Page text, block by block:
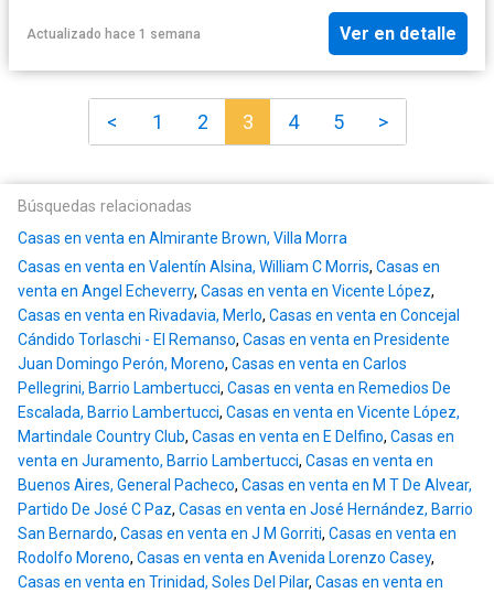
Actualizado hace 1 semana Ver en detalle
< 1 2 3 4 5 >
Búsquedas relacionadas
Casas en venta en Almirante Brown, Villa Morra
Casas en venta en Valentín Alsina, William C Morris, Casas en
venta en Angel Echeverry, Casas en venta en Vicente López,
Casas en venta en Rivadavia, Merlo, Casas en venta en Concejal
Cándido Torlaschi - El Remanso, Casas en venta en Presidente
Juan Domingo Perón, Moreno, Casas en venta en Carlos
Pellegrini, Barrio Lambertucci, Casas en venta en Remedios De
Escalada, Barrio Lambertucci, Casas en venta en Vicente López,
Martindale Country Club, Casas en venta en E Delfino, Casas en
venta en Juramento, Barrio Lambertucci, Casas en venta en
Buenos Aires, General Pacheco, Casas en venta en M T De Alvear,
Partido De José C Paz, Casas en venta en José Hernández, Barrio
San Bernardo, Casas en venta en J M Gorriti, Casas en venta en
Rodolfo Moreno, Casas en venta en Avenida Lorenzo Casey,
Casas en venta en Trinidad, Soles Del Pilar, Casas en venta en